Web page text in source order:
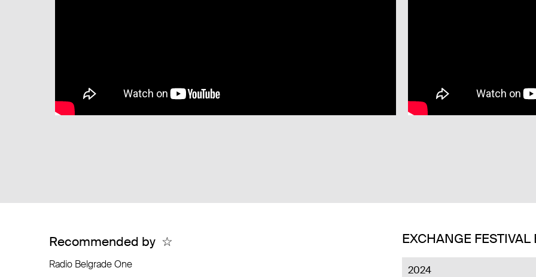
Recommended by ☆
Radio Belgrade One
EXCHANGE
2024